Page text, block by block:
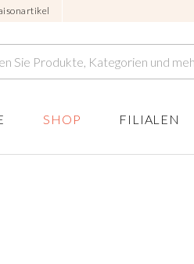
SHOP FILIALEN